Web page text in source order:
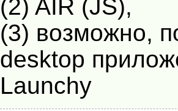
(2) AIR (JS),
(3) возможно,
desktop
Launchy